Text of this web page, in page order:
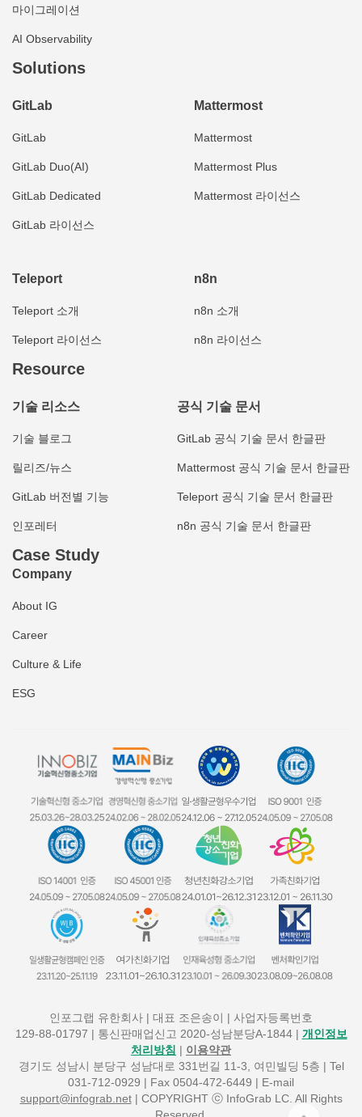
마이그레이션
AI Observability
Solutions
GitLab
GitLab
GitLab Duo(AI)
GitLab Dedicated
GitLab 라이선스
Mattermost
Mattermost
Mattermost Plus
Mattermost 라이선스
Teleport
Teleport 소개
Teleport 라이선스
n8n
n8n 소개
n8n 라이선스
Resource
기술 리소스
기술 블로그
릴리즈/뉴스
GitLab 버전별 기능
인포레터
공식 기술 문서
GitLab 공식 기술 문서 한글판
Mattermost 공식 기술 문서 한글판
Teleport 공식 기술 문서 한글판
n8n 공식 기술 문서 한글판
Case Study
Company
About IG
Career
Culture & Life
ESG
인포그랩 유한회사 | 대표 조은송이 | 사업자등록번호
129-88-01797 | 통신판매업신고 2020-성남분당A-1844 | 개인정보
처리방침 | 이용약관
경기도 성남시 분당구 성남대로 331번길 11-3, 여민빌딩 5층 | Tel
031-712-0929 | Fax 0504-472-6449 | E-mail
support@infograb.net| COPYRIGHT ⓒ InfoGrab LC. All Rights